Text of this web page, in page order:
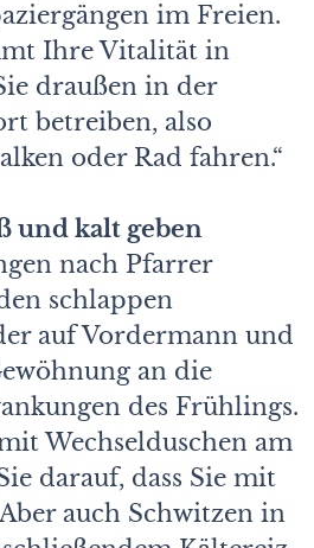
im Freien.
Ihre Vitalität in
draußen in der
betreiben, also
oder Rad fahren.“
und kalt geben
nach Pfarrer
schlappen
auf Vordermann und
an die
des Frühlings.
Wechselduschen am
darauf, dass Sie mit
auch Schwitzen in